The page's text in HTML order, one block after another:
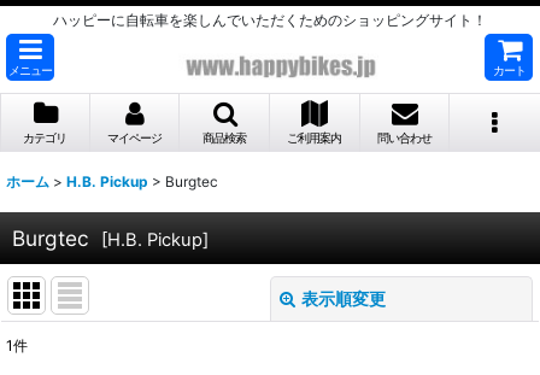
ハッピーに自転車を楽しんでいただくためのショッピングサイト！
メニュー カート
カテゴリ マイページ 商品検索 ご利用案内 問い合わせ
ホーム > H.B. Pickup > Burgtec
Burgtec [H.B. Pickup]
表示順変更
1件